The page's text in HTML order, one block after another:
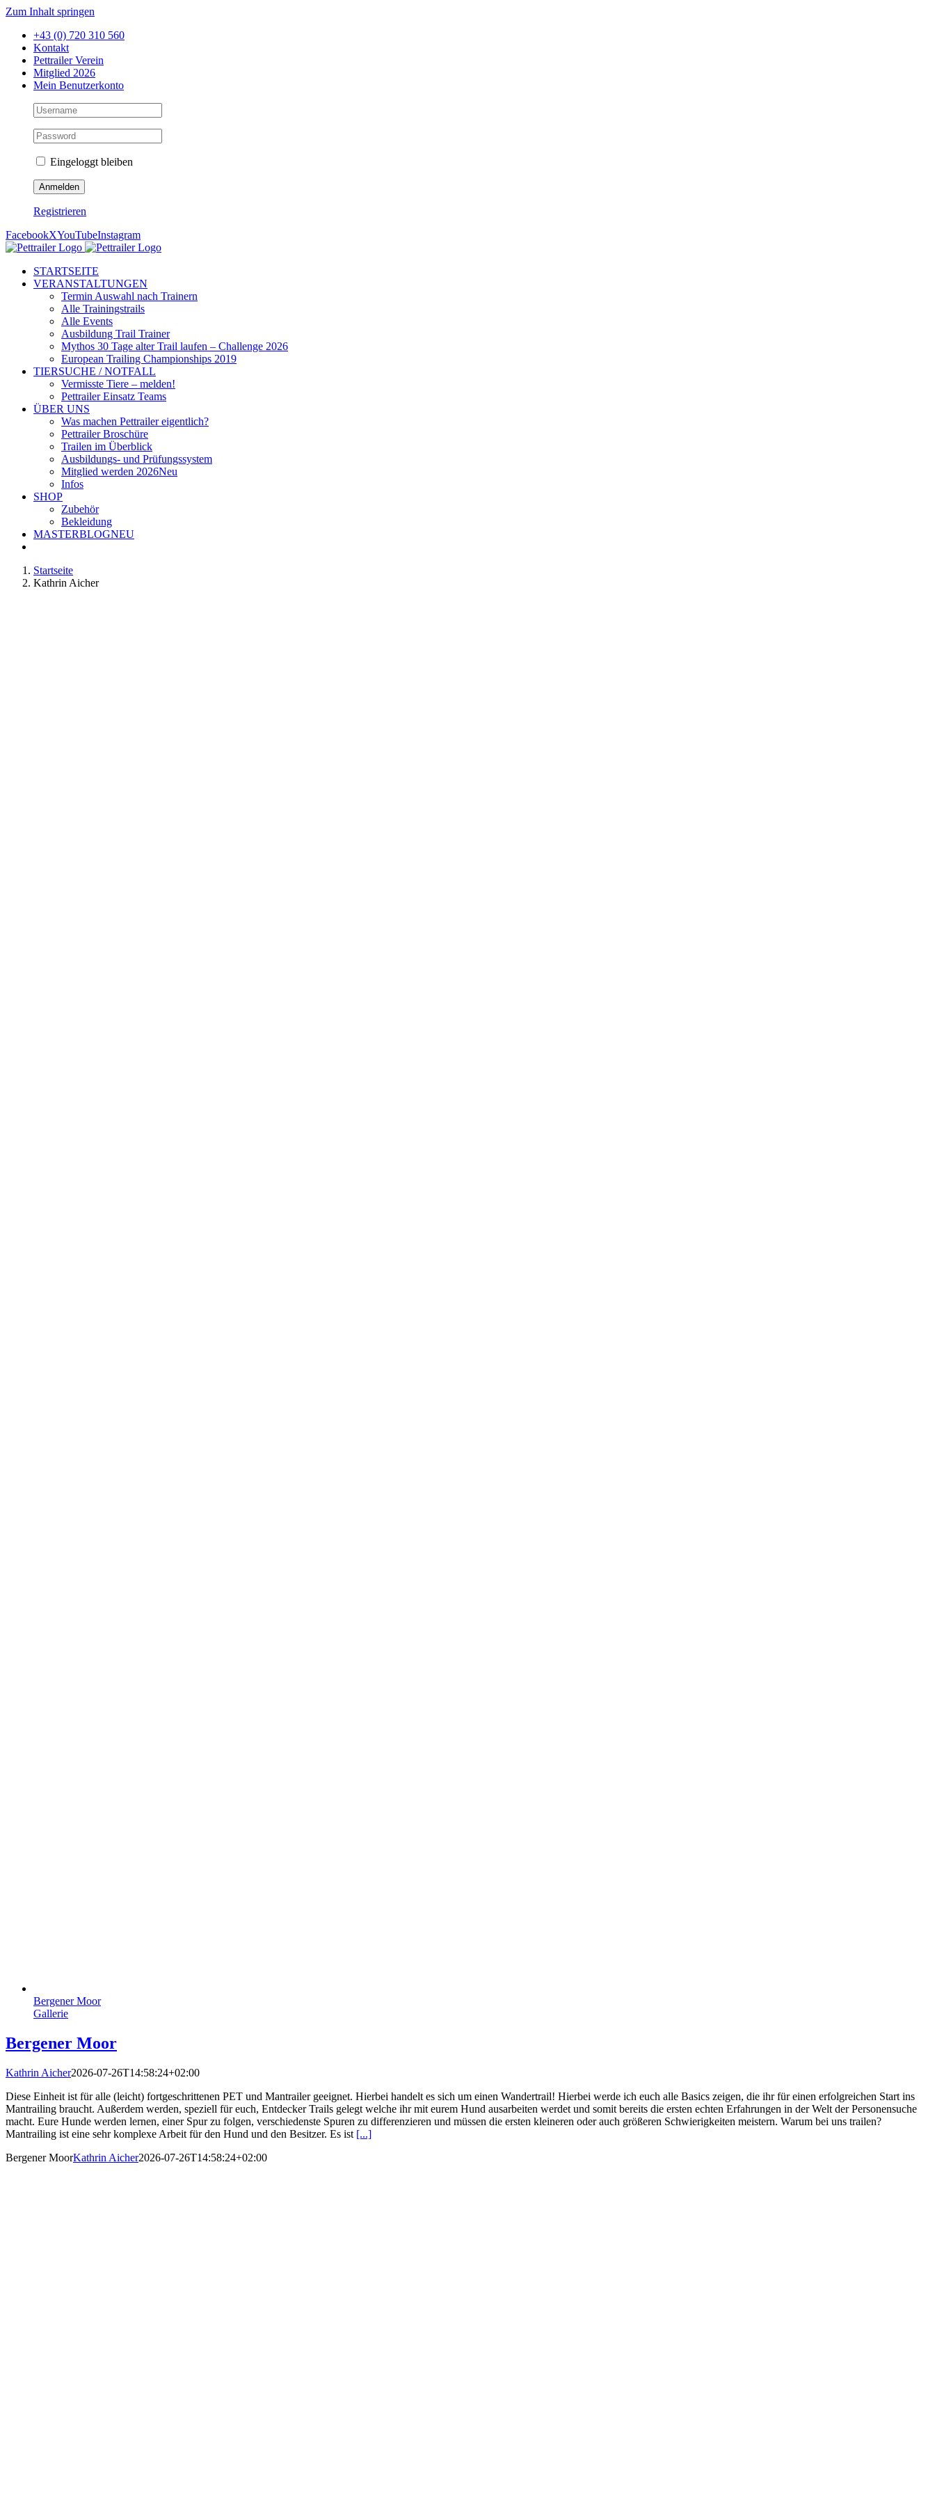
Zum Inhalt springen
+43 (0) 720 310 560
Kontakt
Pettrailer Verein
Mitglied 2026
Mein Benutzerkonto
Eingeloggt bleiben
Registrieren
FacebookXYouTubeInstagram
STARTSEITE
VERANSTALTUNGEN
Termin Auswahl nach Trainern
Alle Trainingstrails
Alle Events
Ausbildung Trail Trainer
Mythos 30 Tage alter Trail laufen – Challenge 2026
European Trailing Championships 2019
TIERSUCHE / NOTFALL
Vermisste Tiere – melden!
Pettrailer Einsatz Teams
ÜBER UNS
Was machen Pettrailer eigentlich?
Pettrailer Broschüre
Trailen im Überblick
Ausbildungs- und Prüfungssystem
Mitglied werden 2026Neu
Infos
SHOP
Zubehör
Bekleidung
MASTERBLOGNEU
Startseite
Kathrin Aicher
Bergener Moor
Gallerie
Bergener Moor
Kathrin Aicher2026-07-26T14:58:24+02:00
Diese Einheit ist für alle (leicht) fortgeschrittenen PET und Mantrailer geeignet. Hierbei handelt es sich um einen Wandertrail! Hierbei werde ich euch alle Basics zeigen, die ihr für einen erfolgreichen Start ins
Mantrailing braucht. Außerdem werden, speziell für euch, Entdecker Trails gelegt welche ihr mit eurem Hund ausarbeiten werdet und somit bereits die ersten echten Erfahrungen in der Welt der Personensuche
macht. Eure Hunde werden lernen, einer Spur zu folgen, verschiedenste Spuren zu differenzieren und müssen die ersten kleineren oder auch größeren Schwierigkeiten meistern. Warum bei uns trailen?
Mantrailing ist eine sehr komplexe Arbeit für den Hund und den Besitzer. Es ist [...]
Bergener MoorKathrin Aicher2026-07-26T14:58:24+02:00